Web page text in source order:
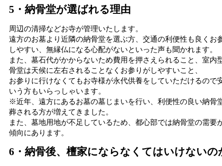
5・納骨堂が選ばれる理由
周辺の清掃などお寺が管理いたします。
遠方のお墓より近隣の納骨堂を選ぶ方、交通の利便性も良くお
しやすい、無縁仏になる心配がないといった声も聞かれます。
また、墓石代がかからないため費用を押さえられること、室内
骨堂は天候に左右されることなくお参りがしやすいこと、
お参りに行けなくてもお寺様が永代供養をしていただけるので
いう方もいらっしゃいます。
※近年、遠方にあるお墓の墓じまいを行い、利便性の良い納骨
葬される方が増えてきました。
また、墓地用地が不足しているため、都心部では納骨堂の需要
傾向にあります。
6・納骨後、檀家にならなくてはいけないの